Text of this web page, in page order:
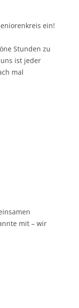
ein!
Stunden zu
ist jeder
mal
mit – wir